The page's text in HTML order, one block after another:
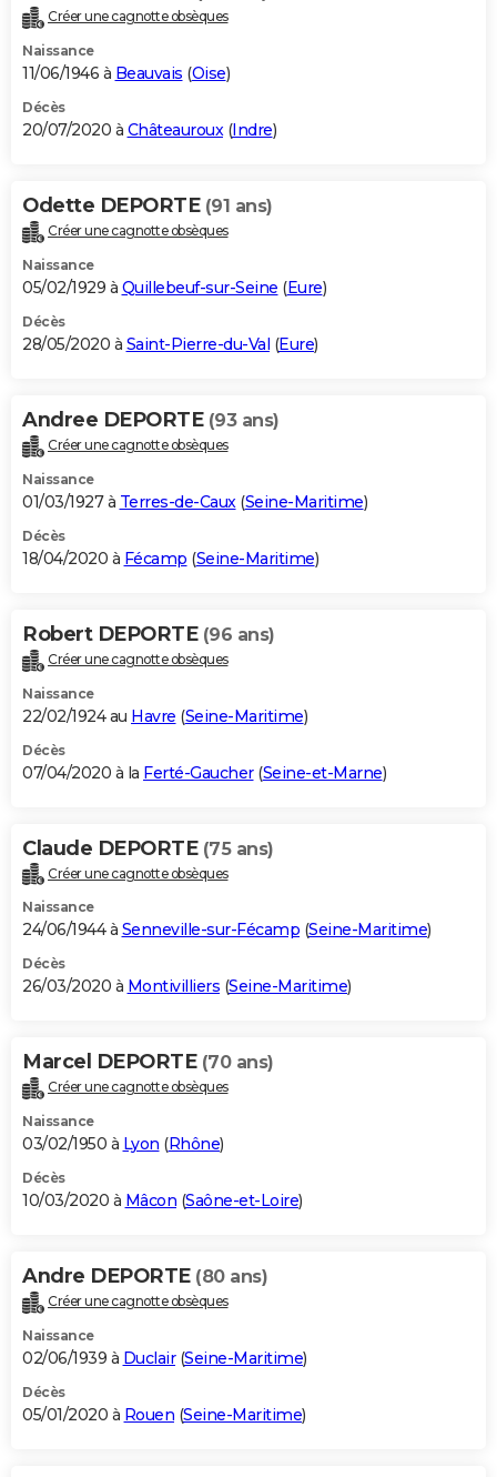
Créer une cagnotte obsèques
Naissance
11/06/1946 à Beauvais (Oise)
Décès
20/07/2020 à Châteauroux(Indre)
Odette DEPORTE (91 ans)
Créer une cagnotte obsèques
Naissance
05/02/1929 à Quillebeuf-sur-Seine (Eure)
Décès
28/05/2020 à Saint-Pierre-du-Val (Eure)
Andree DEPORTE (93 ans)
Créer une cagnotte obsèques
Naissance
01/03/1927 à Terres-de-Caux(Seine-Maritime)
Décès
18/04/2020 à Fécamp (Seine-Maritime)
Robert DEPORTE (96 ans)
Créer une cagnotte obsèques
Naissance
22/02/1924 au Havre (Seine-Maritime)
Décès
07/04/2020 à la Ferté-Gaucher(Seine-et-Marne)
Claude DEPORTE (75 ans)
Créer une cagnotte obsèques
Naissance
24/06/1944 à Senneville-sur-Fécamp (Seine-Maritime)
Décès
26/03/2020 à Montivilliers (Seine-Maritime)
Marcel DEPORTE (70 ans)
Créer une cagnotte obsèques
Naissance
03/02/1950 à Lyon (Rhône)
Décès
10/03/2020 à Mâcon (Saône-et-Loire)
Andre DEPORTE (80 ans)
Créer une cagnotte obsèques
Naissance
02/06/1939 à Duclair(Seine-Maritime)
Décès
05/01/2020 à Rouen (Seine-Maritime)